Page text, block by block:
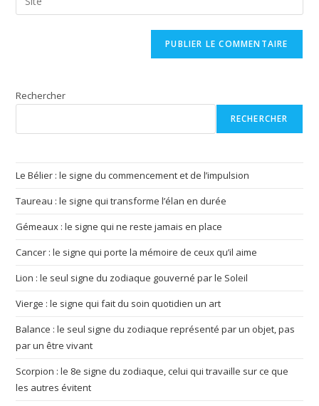
comment
address
l’URL
Rechercher
RECHERCHER
Le Bélier : le signe du commencement et de l’impulsion
Taureau : le signe qui transforme l’élan en durée
Gémeaux : le signe qui ne reste jamais en place
Cancer : le signe qui porte la mémoire de ceux qu’il aime
Lion : le seul signe du zodiaque gouverné par le Soleil
Vierge : le signe qui fait du soin quotidien un art
Balance : le seul signe du zodiaque représenté par un objet, pas
par un être vivant
Scorpion : le 8e signe du zodiaque, celui qui travaille sur ce que
les autres évitent